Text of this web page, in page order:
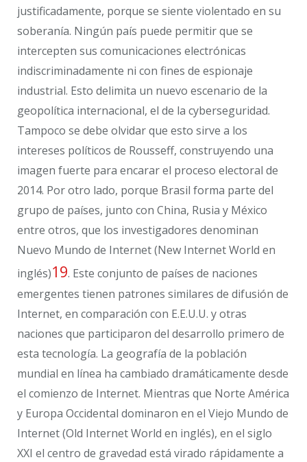
justificadamente, porque se siente violentado en su
soberanía. Ningún país puede permitir que se
intercepten sus comunicaciones electrónicas
indiscriminadamente ni con fines de espionaje
industrial. Esto delimita un nuevo escenario de la
geopolítica internacional, el de la cyberseguridad.
Tampoco se debe olvidar que esto sirve a los
intereses políticos de Rousseff, construyendo una
imagen fuerte para encarar el proceso electoral de
2014. Por otro lado, porque Brasil forma parte del
grupo de países, junto con China, Rusia y México
entre otros, que los investigadores denominan
Nuevo Mundo de Internet (New Internet World en
inglés)19. Este conjunto de países de naciones
emergentes tienen patrones similares de difusión de
Internet, en comparación con E.E.U.U. y otras
naciones que participaron del desarrollo primero de
esta tecnología. La geografía de la población
mundial en línea ha cambiado dramáticamente desde
el comienzo de Internet. Mientras que Norte América
y Europa Occidental dominaron en el Viejo Mundo de
Internet (Old Internet World en inglés), en el siglo
XXI el centro de gravedad está virado rápidamente a